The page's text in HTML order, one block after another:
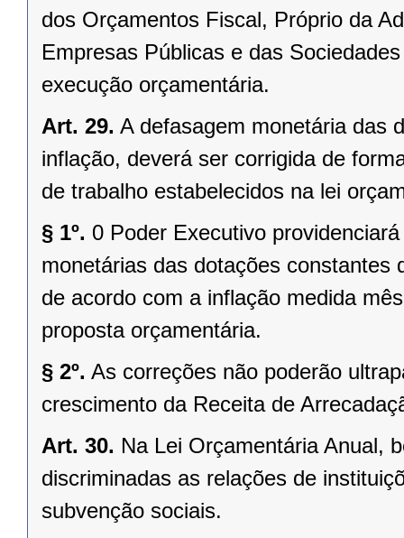
dos Orçamentos Fiscal, Próprio da
Empresas Públicas e das
execução orçamentária.
Art. 29. A defasagem monetária das
inflação, deverá ser corrigida de
de trabalho estabelecidos na lei
§ 1º. 0 Poder Executivo
monetárias das dotações constantes
de acordo com a inflação medida
proposta orçamentária.
§ 2º. As correções não poderão
crescimento da Receita de
Art. 30. Na Lei Orçamentária Anual,
discriminadas as relações de
subvenção sociais.